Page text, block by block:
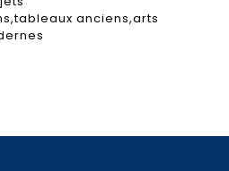
anciens,arts